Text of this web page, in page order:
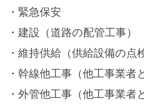
・緊急保安
・建設（道路の配管工事）
・維持供給（供給設備の点
・幹線他工事（他工事業者
・外管他工事（他工事業